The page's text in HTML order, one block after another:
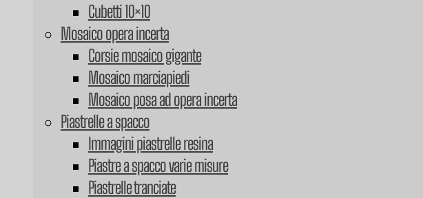
Cubetti 10×10
Mosaico opera incerta
Corsie mosaico gigante
Mosaico marciapiedi
Mosaico posa ad opera incerta
Piastrelle a spacco
Immagini piastrelle resina
Piastre a spacco varie misure
Piastrelle tranciate